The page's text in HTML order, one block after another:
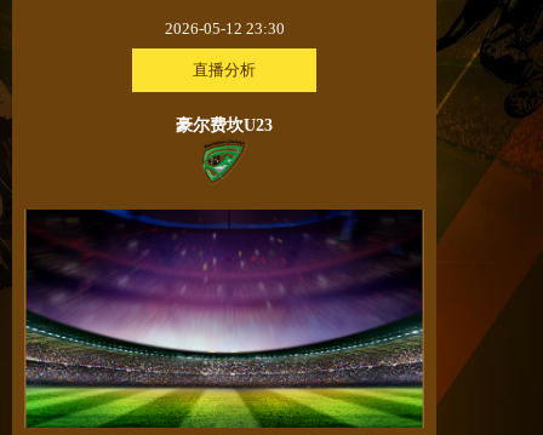
2026-05-12 23:30
直播分析
豪尔费坎U23